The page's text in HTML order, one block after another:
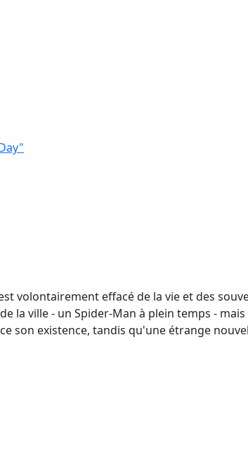
volontairement effacé de la vie et des
la ville - un Spider-Man à plein temps -
existence, tandis qu'une étrange